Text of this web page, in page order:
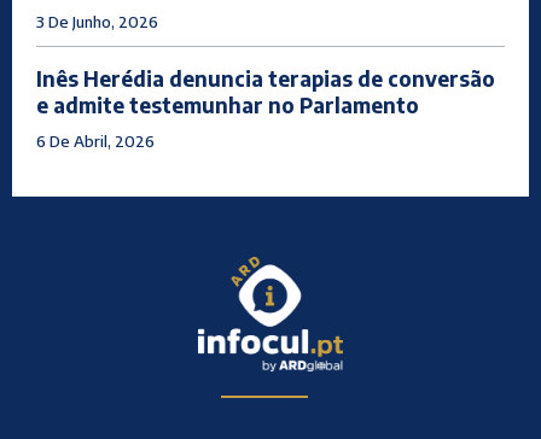
3 De Junho, 2026
Inês Herédia denuncia terapias de conversão
e admite testemunhar no Parlamento
6 De Abril, 2026